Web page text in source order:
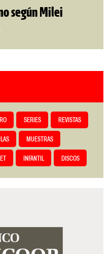
según Milei
SERIES REVISTAS
MUESTRAS
INFANTIL DISCOS